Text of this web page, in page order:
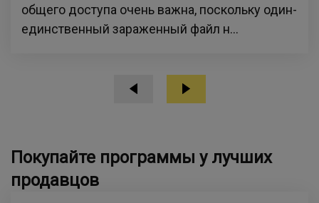
общего доступа очень важна, поскольку один-
единственный зараженный файл н...
Покупайте программы у лучших
продавцов